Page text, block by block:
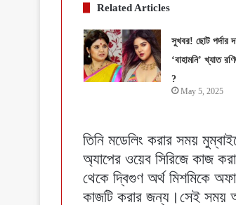
Related Articles
সুখবর! ছোট পর্দার
‘বাহামনি’ খ্যাত
?
May 5, 2025
তিনি মডেলিং করার সময়
অ্যাপের ওয়েব সিরিজে কাজ
থেকে দ্বিগুণ অর্থ মিশমিকে
কাজটি করার জন্য।সেই সময়